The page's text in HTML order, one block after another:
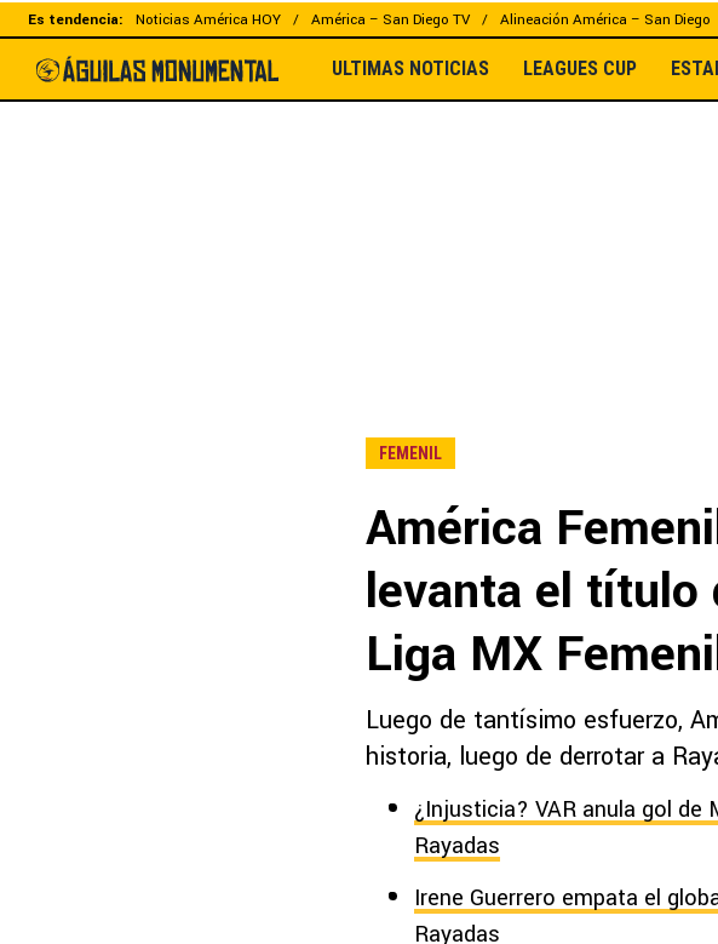
Es tendencia: Noticias América HOY América – San Diego TV Alineación América – San Diego
ULTIMAS NOTICIAS LEAGUES CUP
FEMENIL
América
levanta el título
Liga MX
Luego de tantísimo esfuerzo,
historia, luego de derrotar a
¿Injusticia? VAR anula gol de
Rayadas
Irene Guerrero empata el
Rayadas